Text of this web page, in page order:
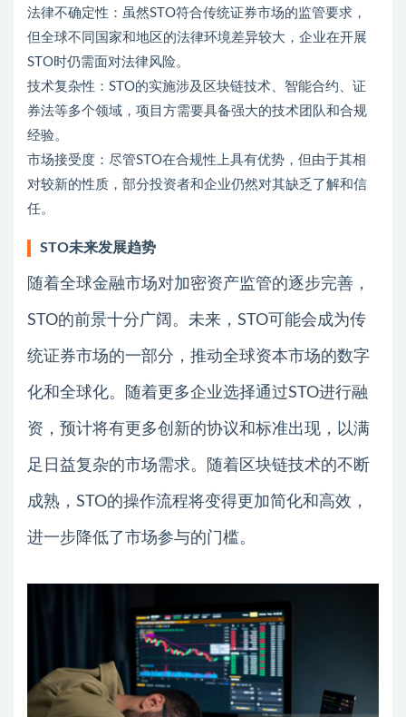
法律不确定性：虽然STO符合传统证券市场的监管要求，
但全球不同国家和地区的法律环境差异较大，企业在开展
STO时仍需面对法律风险。
技术复杂性：STO的实施涉及区块链技术、智能合约、证
券法等多个领域，项目方需要具备强大的技术团队和合规
经验。
市场接受度：尽管STO在合规性上具有优势，但由于其相
对较新的性质，部分投资者和企业仍然对其缺乏了解和信
任。
STO未来发展趋势
随着全球金融市场对加密资产监管的逐步完善，
STO的前景十分广阔。未来，STO可能会成为传
统证券市场的一部分，推动全球资本市场的数字
化和全球化。随着更多企业选择通过STO进行融
资，预计将有更多创新的协议和标准出现，以满
足日益复杂的市场需求。随着区块链技术的不断
成熟，STO的操作流程将变得更加简化和高效，
进一步降低了市场参与的门槛。